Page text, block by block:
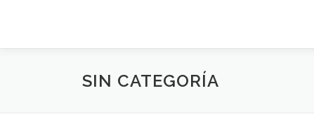
SIN CATEGORÍA